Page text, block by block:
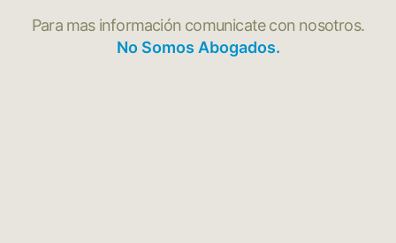
Para mas información comunicate con nosotros.
No Somos Abogados.